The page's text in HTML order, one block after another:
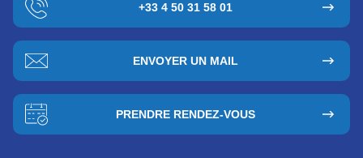
+33 4 50 31 58 01
ENVOYER UN MAIL
PRENDRE RENDEZ-VOUS